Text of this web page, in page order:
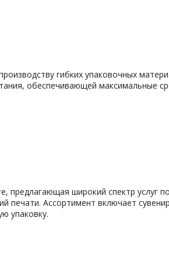
гибких упаковочных
обеспечивающей максимальные
предлагающая широкий спектр услуг
печати. Ассортимент включает
упаковку.